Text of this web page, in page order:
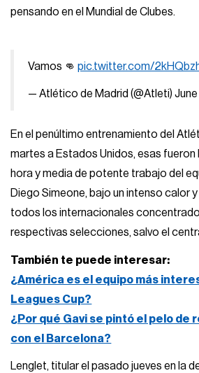
pensando en el Mundial de Clubes.
Vamos 👊pic.twitter.com/
— Atlético de Madrid (@Atleti)
En el penúltimo entrenamiento del
martes a Estados Unidos, esas fueron
hora y media de potente trabajo del
Diego Simeone, bajo un intenso calor
todos los internacionales
respectivas selecciones, salvo el
También te puede interesar:
¿América es el equipo más
Leagues Cup?
¿Por qué Gavi se pintó el pelo de
con el Barcelona?
Lenglet, titular el pasado jueves en la